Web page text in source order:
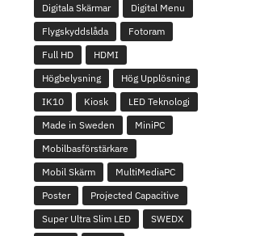
Digitala Skärmar
Digital Menu
Flygskyddslåda
Fotoram
Full HD
HDMI
Högbelysning
Hög Upplösning
IK10
Kiosk
LED Teknologi
Made in Sweden
MiniPC
Mobilbasförstärkare
Mobil Skärm
MultiMediaPC
Poster
Projected Capacitive
Super Ultra Slim LED
SWEDX